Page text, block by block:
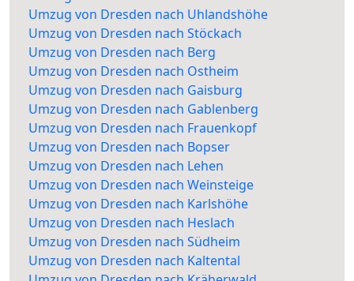
Umzug von Dresden nach Uhlandshöhe
Umzug von Dresden nach Stöckach
Umzug von Dresden nach Berg
Umzug von Dresden nach Ostheim
Umzug von Dresden nach Gaisburg
Umzug von Dresden nach Gablenberg
Umzug von Dresden nach Frauenkopf
Umzug von Dresden nach Bopser
Umzug von Dresden nach Lehen
Umzug von Dresden nach Weinsteige
Umzug von Dresden nach Karlshöhe
Umzug von Dresden nach Heslach
Umzug von Dresden nach Südheim
Umzug von Dresden nach Kaltental